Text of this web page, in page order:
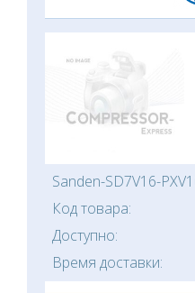
Sanden-SD7V16-
Код товара:
Доступно:
Время доставки: